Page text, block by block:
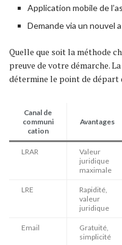
Application mobile de
Demande via un nouvel
Quelle que soit la méthode
preuve de votre démarche.
détermine le point de départ
Canal de
communi
cation
Avantages
LRAR
Valeur
juridique
maximale
LRE
Rapidité,
valeur
juridique
Email
Gratuité,
simplicité